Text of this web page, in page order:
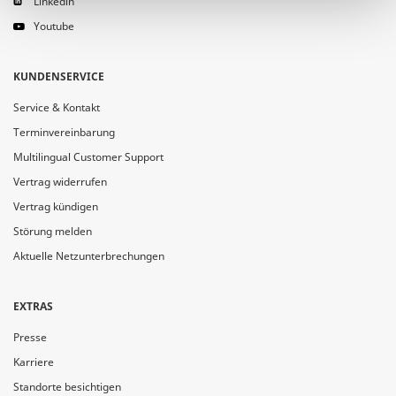
Youtube
KUNDENSERVICE
Service & Kontakt
Terminvereinbarung
Multilingual Customer Support
Vertrag widerrufen
Vertrag kündigen
Störung melden
Aktuelle Netzunterbrechungen
EXTRAS
Presse
Karriere
Standorte besichtigen